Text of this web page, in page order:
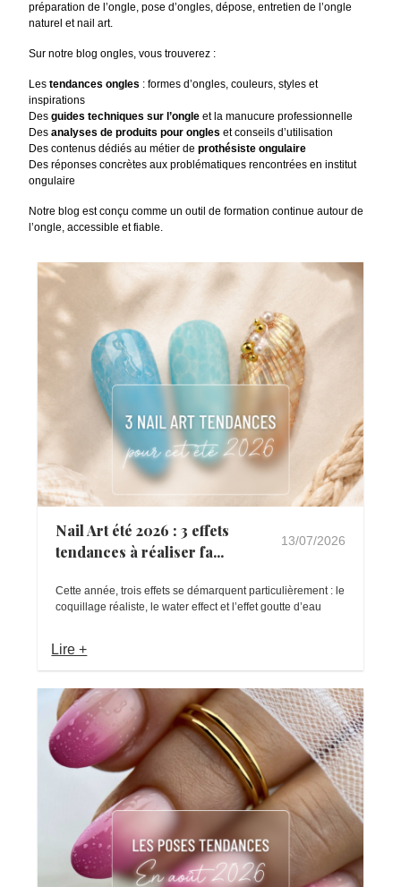
préparation de l’ongle, pose d’ongles, dépose, entretien de l’ongle
naturel et nail art.
Sur notre blog ongles, vous trouverez :
Lestendances ongles : formes d’ongles, couleurs, styles et
inspirations
Desguides techniques sur l’ongle et la manucure professionnelle
Desanalyses de produits pour ongles et conseils d’utilisation
Des contenus dédiés au métier deprothésiste ongulaire
Des réponses concrètes aux problématiques rencontrées en institut
ongulaire
Notre blog est conçu comme un outil de formation continue autour de
l’ongle, accessible et fiable.
Nail Art été 2026 : 3 effets
tendances à réaliser fa...
13/07/2026
Cette année, trois effets se démarquent particulièrement : le
coquillage réaliste, le water effect et l’effet goutte d’eau
Lire +